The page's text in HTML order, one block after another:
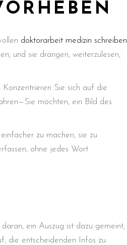
doktorarbeit medizin schreiben
und sie drängen, weiterzulesen,
Sie sich auf die
möchten, ein Bild des
zu machen, sie zu
ohne jedes Wort
ein Auszug ist dazu gemeint,
die entscheidenden Infos zu